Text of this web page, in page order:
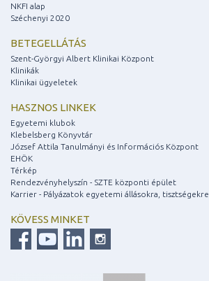
NKFI alap
Széchenyi 2020
BETEGELLÁTÁS
Szent-Györgyi Albert Klinikai Központ
Klinikák
Klinikai ügyeletek
HASZNOS LINKEK
Egyetemi klubok
Klebelsberg Könyvtár
József Attila Tanulmányi és Információs Központ
EHÖK
Térkép
Rendezvényhelyszín - SZTE központi épület
Karrier - Pályázatok egyetemi állásokra, tisztségekre
KÖVESS MINKET